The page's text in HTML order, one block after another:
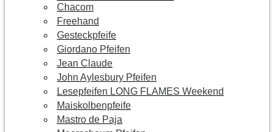
Chacom
Freehand
Gesteckpfeife
Giordano Pfeifen
Jean Claude
John Aylesbury Pfeifen
Lesepfeifen LONG FLAMES Weekend
Maiskolbenpfeife
Mastro de Paja